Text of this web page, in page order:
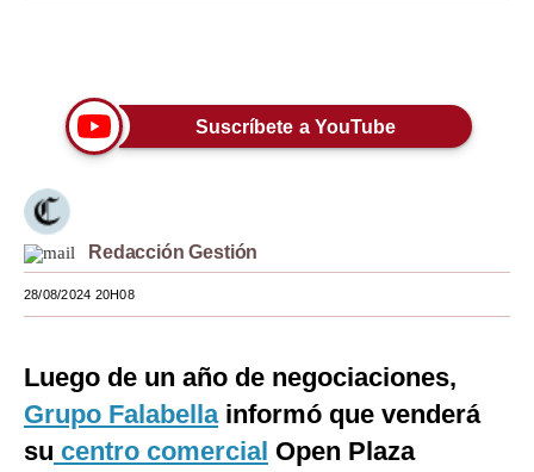
Viajes
Estilos
Mundo
EEUU
España
Internacional
Suscríbete a YouTube
Redacción Gestión
28/08/2024 20H08
Luego de un año de negociaciones,
Grupo Falabellainformó que venderá
su centro comercial Open Plaza